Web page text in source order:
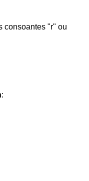
consoantes "r" ou
: